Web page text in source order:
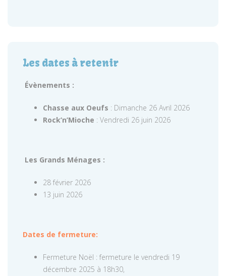
Les dates à retenir
Évènements :
Chasse aux Oeufs : Dimanche 26 Avril 2026
Rock’n’Mioche : Vendredi 26 juin 2026
Les Grands Ménages :
28 février 2026
13 juin 2026
Dates de fermeture:
Fermeture Noël : fermeture le vendredi 19
décembre 2025 à 18h30,